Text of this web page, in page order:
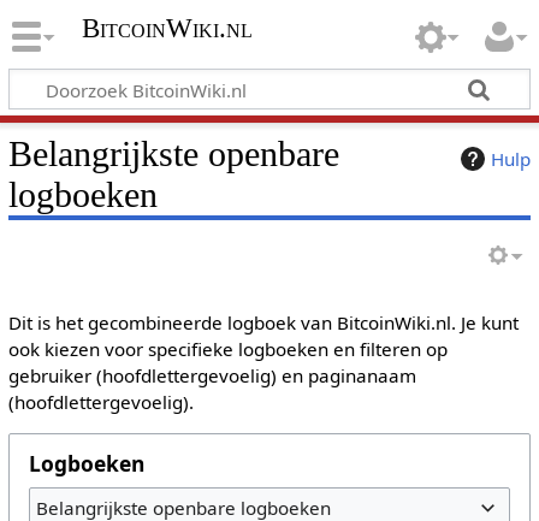
BitcoinWiki.nl
Hulp
Belangrijkste openbare
logboeken
Dit is het gecombineerde logboek van BitcoinWiki.nl. Je kunt
ook kiezen voor specifieke logboeken en filteren op
gebruiker (hoofdlettergevoelig) en paginanaam
(hoofdlettergevoelig).
Logboeken
Belangrijkste openbare logboeken